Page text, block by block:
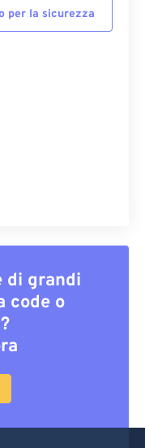
per la sicurezza
di grandi
code o